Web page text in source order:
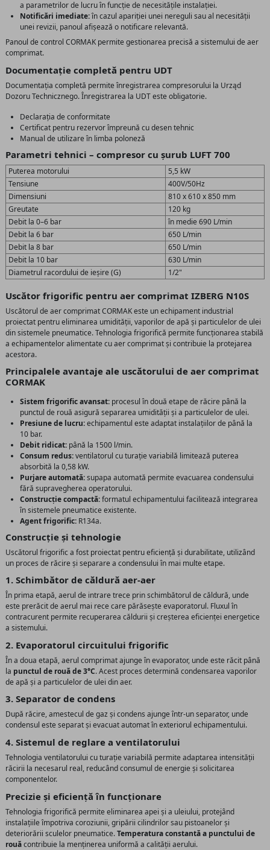
a parametrilor de lucru în funcție de necesitățile instalației.
Notificări imediate:în cazul apariției unei nereguli sau al necesității
unei revizii, panoul afișează o notificare relevantă.
Panoul de control CORMAK permite gestionarea precisă a sistemului de aer
comprimat.
Documentație completă pentru UDT
Documentația completă permite înregistrarea compresorului la Urząd
Dozoru Technicznego. Înregistrarea la UDT este obligatorie.
Declarația de conformitate
Certificat pentru rezervor împreună cu desen tehnic
Manual de utilizare în limba poloneză
Parametri tehnici – compresor cu șurub LUFT 700
Puterea motorului
5,5 kW
Tensiune
400V/50Hz
Dimensiuni
810 x 610 x 850 mm
Greutate
120 kg
Debit la 0–6 bar
în medie 690 L/min
Debit la 6 bar
650 L/min
Debit la 8 bar
650 L/min
Debit la 10 bar
630 L/min
Diametrul racordului de ieșire (G)
1/2"
Uscător frigorific pentru aer comprimat IZBERG N10S
Uscătorul de aer comprimat CORMAK este un echipament industrial
proiectat pentru eliminarea umidității, vaporilor de apă și particulelor de ulei
din sistemele pneumatice. Tehnologia frigorifică permite funcționarea stabilă
a echipamentelor alimentate cu aer comprimat și contribuie la protejarea
acestora.
Principalele avantaje ale uscătorului de aer comprimat
CORMAK
Sistem frigorific avansat: procesul în două etape de răcire până la
punctul de rouă asigură separarea umidității și a particulelor de ulei.
Presiune de lucru:echipamentul este adaptat instalațiilor de până la
10 bar.
Debit ridicat: până la 1500 l/min.
Consum redus:ventilatorul cu turație variabilă limitează puterea
absorbită la 0,58 kW.
Purjare automată:supapa automată permite evacuarea condensului
fără supravegherea operatorului.
Construcție compactă:formatul echipamentului facilitează integrarea
în sistemele pneumatice existente.
Agent frigorific: R134a.
Construcție și tehnologie
Uscătorul frigorific a fost proiectat pentru eficiență și durabilitate, utilizând
un proces de răcire și separare a condensului în mai multe etape.
1. Schimbător de căldură aer-aer
În prima etapă, aerul de intrare trece prin schimbătorul de căldură, unde
este prerăcit de aerul mai rece care părăsește evaporatorul. Fluxul în
contracurent permite recuperarea căldurii și creșterea eficienței energetice
a sistemului.
2. Evaporatorul circuitului frigorific
În a doua etapă, aerul comprimat ajunge în evaporator, unde este răcit până
la punctul de rouă de 3°C. Acest proces determină condensarea vaporilor
de apă și a particulelor de ulei din aer.
3. Separator de condens
După răcire, amestecul de gaz și condens ajunge într-un separator, unde
condensul este separat și evacuat automat în exteriorul echipamentului.
4. Sistemul de reglare a ventilatorului
Tehnologia ventilatorului cu turație variabilă permite adaptarea intensității
răcirii la necesarul real, reducând consumul de energie și solicitarea
componentelor.
Precizie și eficiență în funcționare
Tehnologia frigorifică permite eliminarea apei și a uleiului, protejând
instalațiile împotriva coroziunii, gripării cilindrilor sau pistoanelor și
deteriorării sculelor pneumatice.Temperatura constantă a punctului de
rouăcontribuie la menținerea uniformă a calității aerului.